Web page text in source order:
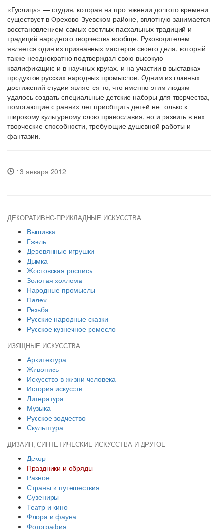
«Гуслица» — студия, которая на протяжении долгого времени
существует в Орехово-Зуевском районе, вплотную занимается
восстановлением самых светлых пасхальных традиций и
традиций народного творчества вообще. Руководителем
является один из признанных мастеров своего дела, который
также неоднократно подтверждал свою высокую
квалификацию и в научных кругах, и на участии в выставках
продуктов русских народных промыслов. Одним из главных
достижений студии является то, что именно этим людям
удалось создать специальные детские наборы для творчества,
помогающие с ранних лет приобщить детей не только к
широкому культурному слою православия, но и развить в них
творческие способности, требующие душевной работы и
фантазии.
13 января 2012
ДЕКОРАТИВНО-ПРИКЛАДНЫЕ ИСКУССТВА
Вышивка
Гжель
Деревянные игрушки
Дымка
Жостовская роспись
Золотая хохлома
Народные промыслы
Палех
Резьба
Русские народные сказки
Русское кузнечное ремесло
ИЗЯЩНЫЕ ИСКУССТВА
Архитектура
Живопись
Искусство в жизни человека
История искусств
Литература
Музыка
Русское зодчество
Скульптура
ДИЗАЙН, СИНТЕТИЧЕСКИЕ ИСКУССТВА И ДРУГОЕ
Декор
Праздники и обряды
Разное
Страны и путешествия
Сувениры
Театр и кино
Флора и фауна
Фотография